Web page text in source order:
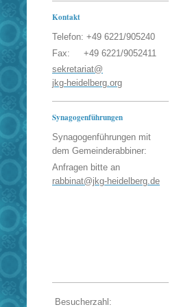
Kontakt
Telefon: +49 6221/905240
Fax: +49 6221/9052411
sekretariat@
jkg-heidelberg.org
Synagogenführungen
Synagogenführungen mit
dem Gemeinderabbiner:
Anfragen bitte an
rabbinat@jkg-heidelberg.de
Besucherzahl: